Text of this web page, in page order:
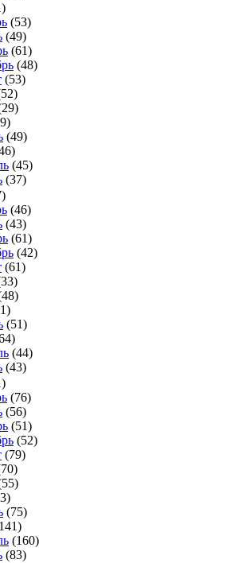
(53)
(49)
(61)
(48)
(53)
(49)
(45)
(37)
(46)
(43)
(61)
(42)
(61)
(51)
(44)
(43)
(76)
(56)
(51)
(52)
(79)
(75)
(160)
(83)